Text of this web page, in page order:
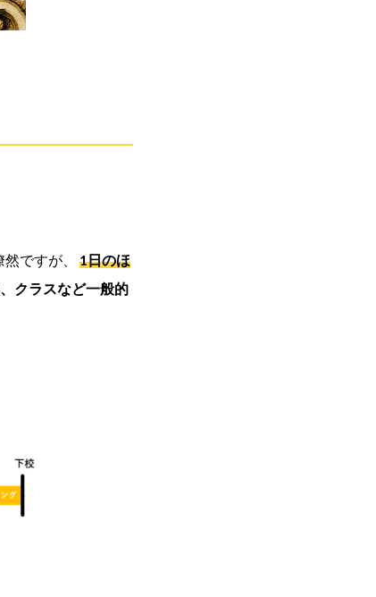
ですが、
1日のほ
クラスなど一般的